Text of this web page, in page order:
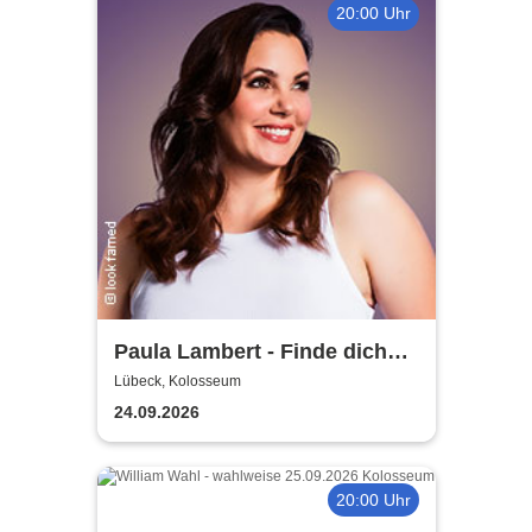
20:00 Uhr
Paula Lambert - Finde dich
gut, sonst findet dich keiner
Lübeck, Kolosseum
24.09.2026
20:00 Uhr